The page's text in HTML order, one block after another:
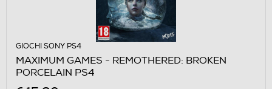
GIOCHI SONY PS4
MAXIMUM GAMES - REMOTHERED: BROKEN
PORCELAIN PS4